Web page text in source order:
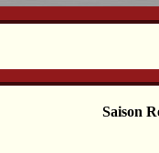
Saison